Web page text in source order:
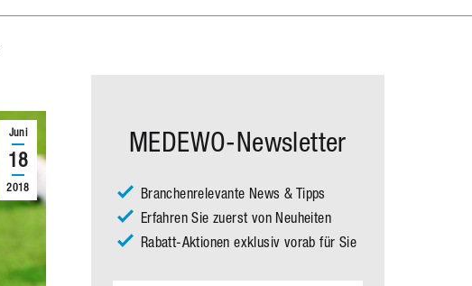
Juni
18
2018
MEDEWO-Newsletter
Branchenrelevante News & Tipps
Erfahren Sie zuerst von Neuheiten
Rabatt-Aktionen exklusiv vorab für Sie